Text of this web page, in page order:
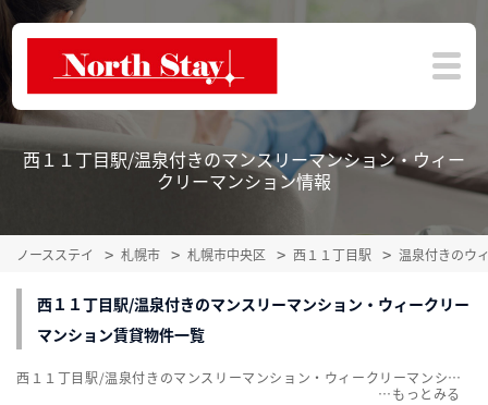
西１１丁目駅/温泉付きのマンスリーマンション・ウィー
クリーマンション情報
ノースステイ 札幌市 札幌市中央区 西１１丁目駅 温泉付きのウ
西１１丁目駅/温泉付きのマンスリーマンション・ウィークリー
マンション賃貸物件一覧
西１１丁目駅/温泉付きのマンスリーマンション・ウィークリーマンション賃貸物件一覧を掲載中。敷金・礼金無料、家具・家電付をご紹介。こだわり条件での絞込みも簡単！
…